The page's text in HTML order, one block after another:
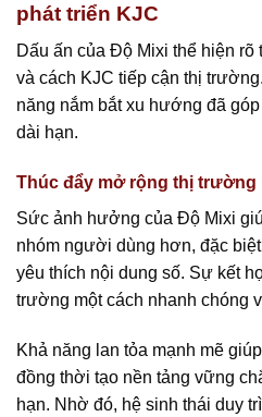
phát triển KJC
Dấu ấn của Độ Mixi thể hiện
và cách KJC tiếp cận thị
năng nắm bắt xu hướng đã
dài hạn.
Thúc đẩy mở rộng thị trường
Sức ảnh hưởng của Độ Mixi
nhóm người dùng hơn, đặc
yêu thích nội dung số. Sự kết
trường một cách nhanh chóng
Khả năng lan tỏa mạnh mẽ
đồng thời tạo nền tảng vững
hạn. Nhờ đó, hệ sinh thái duy